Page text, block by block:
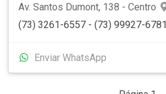
Av. Santos Dumont, 138 - Centro
(73) 3261-6557 - (73) 99927-6781
Enviar WhatsApp